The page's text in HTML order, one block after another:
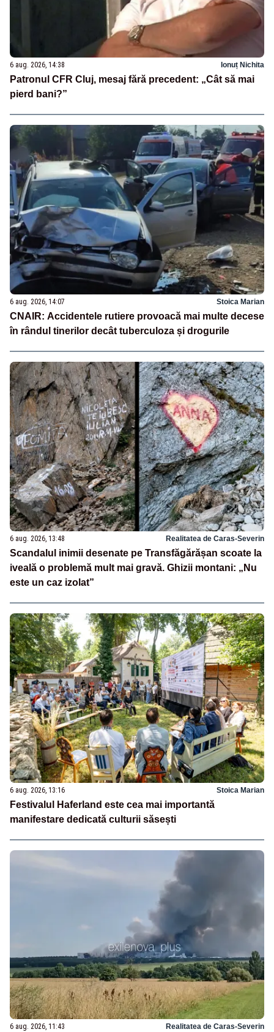
6 aug. 2026, 14:38 Ionuț Nichita
Patronul CFR Cluj, mesaj fără precedent: „Cât să mai
pierd bani?”
6 aug. 2026, 14:07 Stoica Marian
CNAIR: Accidentele rutiere provoacă mai multe decese
în rândul tinerilor decât tuberculoza și drogurile
6 aug. 2026, 13:48 Realitatea de Caras-Severin
Scandalul inimii desenate pe Transfăgărășan scoate la
iveală o problemă mult mai gravă. Ghizii montani: „Nu
este un caz izolat”
6 aug. 2026, 13:16 Stoica Marian
Festivalul Haferland este cea mai importantă
manifestare dedicată culturii săsești
6 aug. 2026, 11:43 Realitatea de Caras-Severin